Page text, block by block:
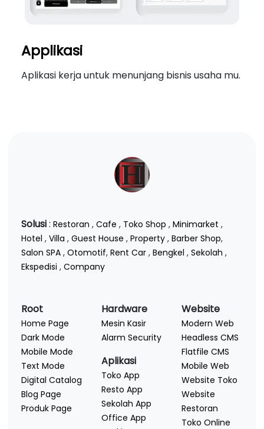
Applikasi
Aplikasi kerja untuk menunjang bisnis usaha mu.
Solusi: Restoran , Cafe , Toko Shop , Minimarket ,
Hotel , Villa , Guest House , Property , Barber Shop,
Salon SPA , Otomotif, Rent Car , Bengkel , Sekolah ,
Ekspedisi , Company
Root
Home Page
Dark Mode
Mobile Mode
Text Mode
Digital Catalog
Blog Page
Produk Page
Hardware
Mesin Kasir
Alarm Security
Aplikasi
Toko App
Resto App
Sekolah App
Office App
Website
Modern Web
Headless CMS
Flatfile CMS
Mobile Web
Website Toko
Website
Restoran
Toko Online